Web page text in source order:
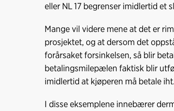
eller NL 17 begrenser imidlertid et
Mange vil videre mene at det er
prosjektet, og at dersom det
forårsaket forsinkelsen, så blir
betalingsmilepælen faktisk blir
imidlertid at kjøperen må betale
I disse eksemplene innebærer